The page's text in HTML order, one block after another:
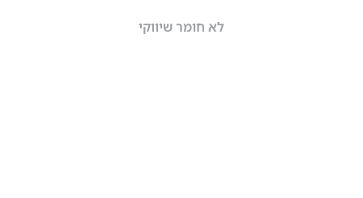
לא חומר שיווקי